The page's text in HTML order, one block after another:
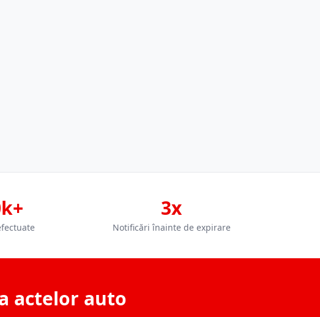
3x
Notificări înainte de expirare
actelor auto